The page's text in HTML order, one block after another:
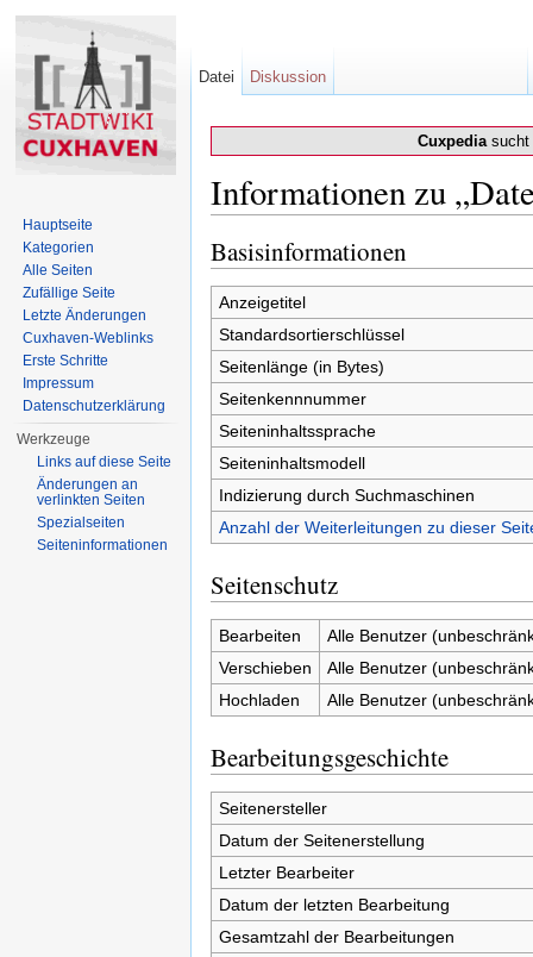
Cuxpediasucht
Informationen zu
Basisinformationen
Anzeigetitel
Standardsortierschlüssel
Seitenlänge (in Bytes)
Seitenkennnummer
Seiteninhaltssprache
Seiteninhaltsmodell
Indizierung durch Suchmaschinen
Anzahl der Weiterleitungen zu dieser
Seitenschutz
Bearbeiten
Alle Benutzer
Verschieben
Alle Benutzer
Hochladen
Alle Benutzer
Bearbeitungsgeschichte
Seitenersteller
Datum der Seitenerstellung
Letzter Bearbeiter
Datum der letzten Bearbeitung
Gesamtzahl der Bearbeitungen
Datei Diskussion
Hauptseite
Kategorien
Alle Seiten
Zufällige Seite
Letzte Änderungen
Cuxhaven-Weblinks
Erste Schritte
Impressum
Datenschutzerklärung
Werkzeuge
Links auf diese Seite
Änderungen an
verlinkten Seiten
Spezialseiten
Seiten­informationen